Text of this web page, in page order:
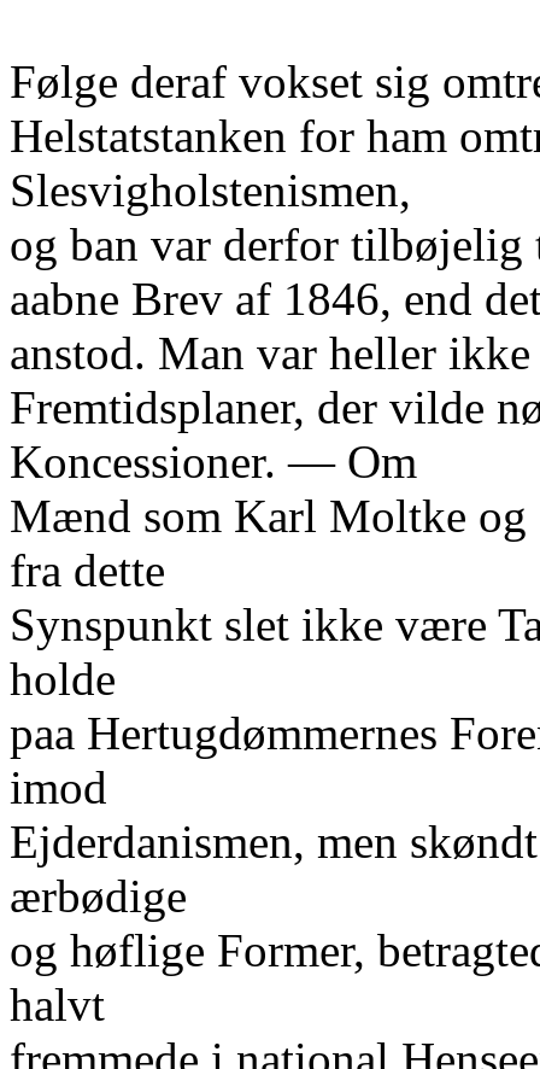
Følge deraf vokset sig
Helstatstanken for ham
Slesvigholstenismen,
og ban var derfor tilbøjelig
aabne Brev af 1846, end
anstod. Man var heller
Fremtidsplaner, der vilde
Koncessioner. — Om
Mænd som Karl Moltke
fra dette
Synspunkt slet ikke være
holde
paa Hertugdømmernes
imod
Ejderdanismen, men
ærbødige
og høflige Former,
halvt